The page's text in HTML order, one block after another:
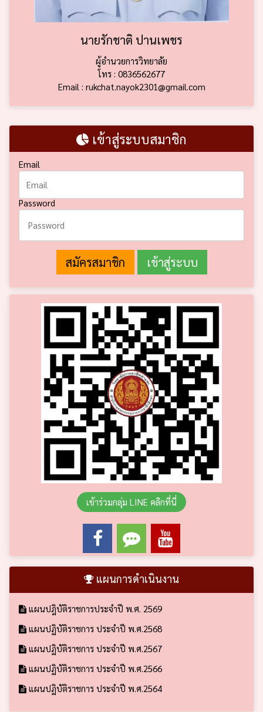
นายรักชาติ ปานเพชร
ผู้อำนวยการวิทยาลัย
โทร : 0836562677
Email : rukchat.nayok2301@gmail.com
เข้าสู่ระบบสมาชิก
Email
Password
สมัครสมาชิก
เข้าร่วมกลุ่ม LINE คลิกที่นี่
แผนการดำเนินงาน
แผนปฎิบัติราชการประจำปี พ.ศ. 2569
แผนปฏิบัติราชการ ประจำปี พ.ศ.2568
แผนปฏิบัติราชการ ประจำปี พ.ศ.2567
แผนปฏิบัติราชการ ประจำปี พ.ศ.2566
แผนปฏิบัติราชการ ประจำปี พ.ศ.2564